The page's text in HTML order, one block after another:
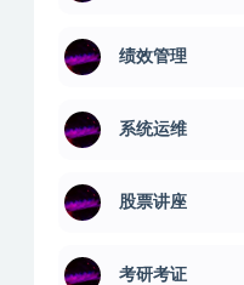
绩效管理
系统运维
股票讲座
考研考证